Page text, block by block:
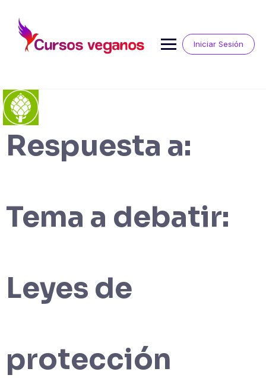
contenido
Iniciar Sesión
Respuesta a:
Tema a debatir:
Leyes de
protección